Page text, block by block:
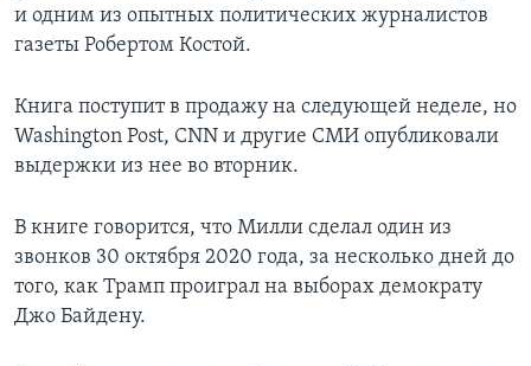
и одним из опытных политических журналистов
газеты Робертом Костой.
Книга поступит в продажу на следующей неделе, но
Washington Post, CNN и другие СМИ опубликовали
выдержки из нее во вторник.
В книге говорится, что Милли сделал один из
звонков 30 октября 2020 года, за несколько дней до
того, как Трамп проиграл на выборах демократу
Джо Байдену.